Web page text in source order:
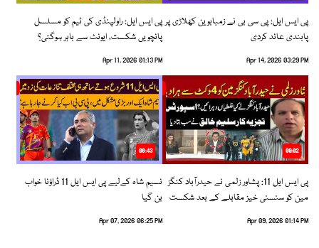
پی ایس ایل: پی سی بی نے زمبابوین کھلاڑی پر
پابندی عائد کردی
Apr 14, 2026 03:29 PM
پی ایس ایل: راولپنڈی کی ٹیم کو مسلسل
پانچویں شکست، ایونٹ سے باہر ہوگئی؟
Apr 11, 2026 01:13 PM
09:02
پی ایس ایل 11: پشاور زلمی نے حیدرآباد کنگز
مین کو سنسنی خیز مقابلے کے بعد شکست
Apr 09, 2026 01:14 PM
06:43
نسیم شاہ کےلیے پی ایس ایل 11 ڈراؤنا خواب
بن گیا
Apr 07, 2026 06:25 PM